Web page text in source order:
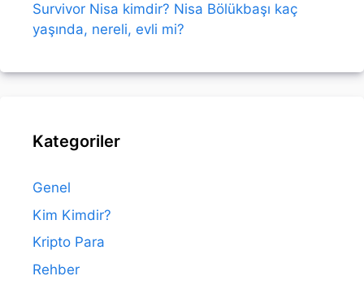
Survivor Nisa kimdir? Nisa Bölükbaşı kaç
yaşında, nereli, evli mi?
Kategoriler
Genel
Kim Kimdir?
Kripto Para
Rehber